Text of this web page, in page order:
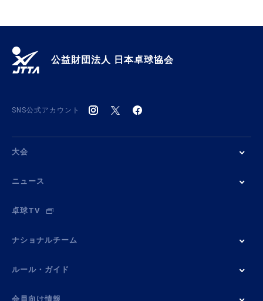
公益財団法人 日本卓球協会
SNS公式アカウント
大会
ニュース
卓球TV
ナショナルチーム
ルール・ガイド
会員向け情報